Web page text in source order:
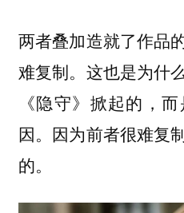
两者叠加造就了作品
难复制。这也是为什
《隐守》掀起的，
因。因为前者很难复
的。